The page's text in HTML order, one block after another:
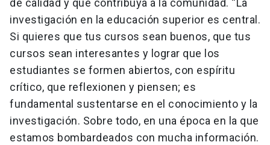
de calidad y que contribuya a la comunidad. “La
investigación en la educación superior es central.
Si quieres que tus cursos sean buenos, que tus
cursos sean interesantes y lograr que los
estudiantes se formen abiertos, con espíritu
crítico, que reflexionen y piensen; es
fundamental sustentarse en el conocimiento y la
investigación. Sobre todo, en una época en la que
estamos bombardeados con mucha información.